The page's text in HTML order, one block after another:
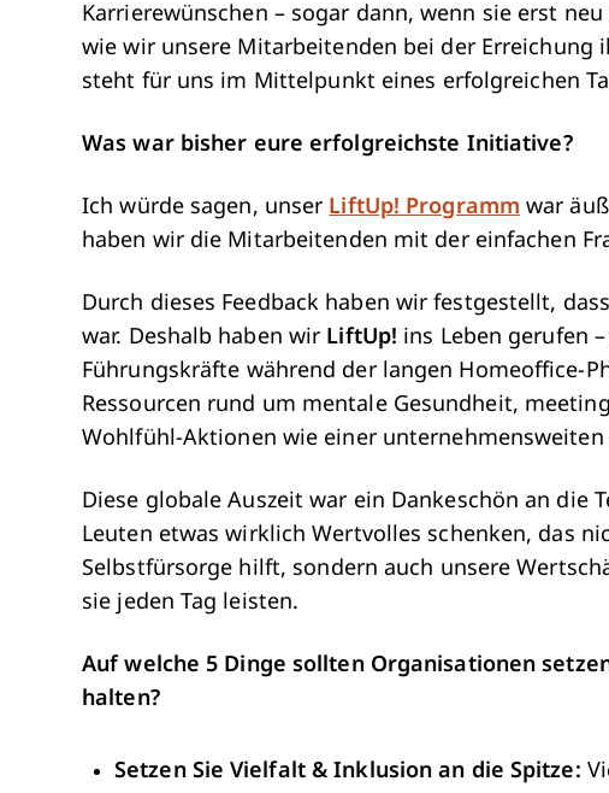
Karrierewünschen – sogar dann, wenn sie erst
wie wir unsere Mitarbeitenden bei der Erreichung
steht für uns im Mittelpunkt eines erfolgreichen
Was war bisher eure erfolgreichste Initiative?
Ich würde sagen, unser LiftUp! Programm war
haben wir die Mitarbeitenden mit der einfachen
Durch dieses Feedback haben wir festgestellt,
war. Deshalb haben wir LiftUp! ins Leben gerufen
Führungskräfte während der langen Homeoffice-
Ressourcen rund um mentale Gesundheit,
Wohlfühl-Aktionen wie einer unternehmensweiten
Diese globale Auszeit war ein Dankeschön an die
Leuten etwas wirklich Wertvolles schenken, das
Selbstfürsorge hilft, sondern auch unsere
sie jeden Tag leisten.
Auf welche 5 Dinge sollten Organisationen
halten?
Setzen Sie Vielfalt & Inklusion an die Spitze: